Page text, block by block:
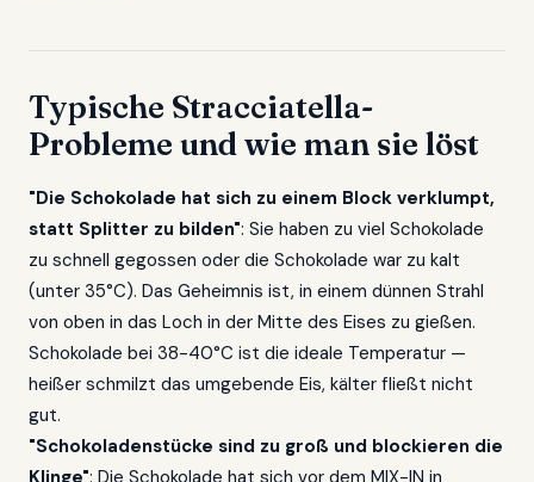
Typische Stracciatella-
Probleme und wie man sie löst
"Die Schokolade hat sich zu einem Block verklumpt,
statt Splitter zu bilden": Sie haben zu viel Schokolade
zu schnell gegossen oder die Schokolade war zu kalt
(unter 35°C). Das Geheimnis ist, in einem dünnen Strahl
von oben in das Loch in der Mitte des Eises zu gießen.
Schokolade bei 38-40°C ist die ideale Temperatur —
heißer schmilzt das umgebende Eis, kälter fließt nicht
gut.
"Schokoladenstücke sind zu groß und blockieren die
Klinge": Die Schokolade hat sich vor dem MIX-IN in